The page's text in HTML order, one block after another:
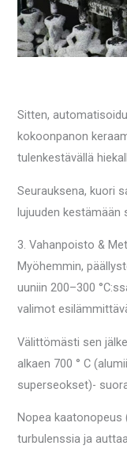
Sitten,
kokoonpanon
tulenkestävällä
Seurauksena, kuori
lujuuden kestämään
3. Vahanpoisto &
Myöhemmin,
uuniin 200–300
valimot
Välittömästi sen
alkaen 700 ° C
superseokset)-
Nopea
turbulenssia ja